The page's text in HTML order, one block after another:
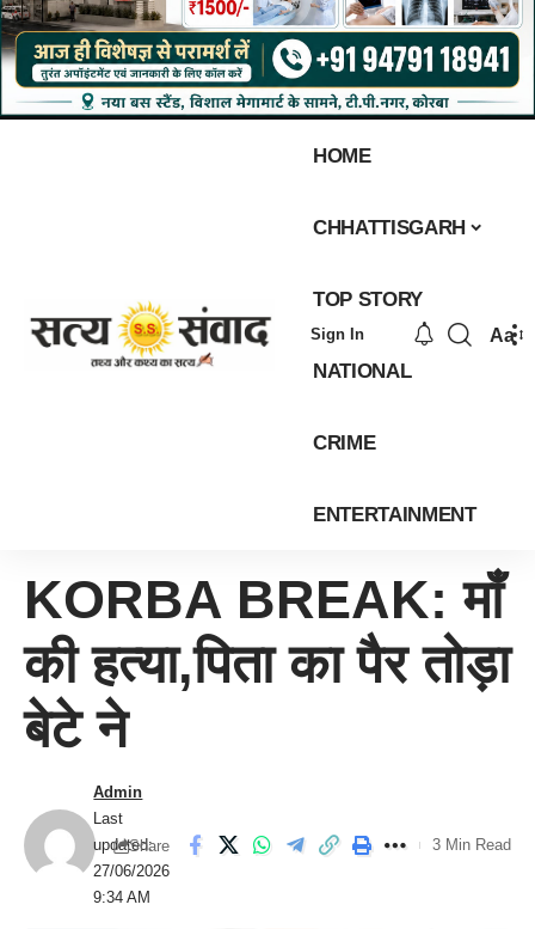
HOME
CHHATTISGARH
TOP STORY
NATIONAL
CRIME
ENTERTAINMENT
Sign In Aa
KORBA BREAK: मॉं
की हत्या,पिता का पैर तोड़ा
बेटे ने
Last
updated:
27/06/2026
9:34 AM
Admin
Share 3 Min Read